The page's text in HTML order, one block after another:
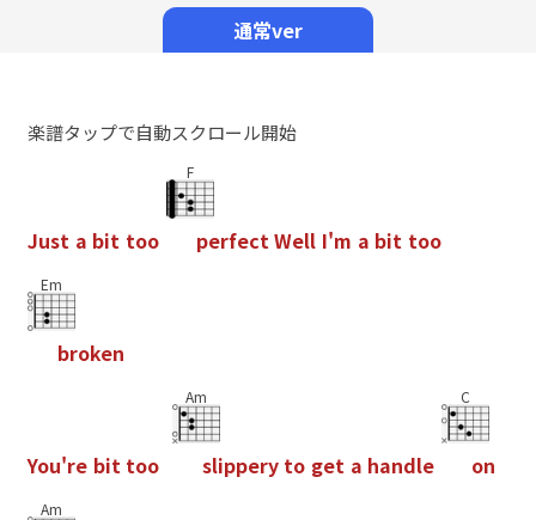
通常ver
楽譜タップで自動スクロール開始
Just a bit too
F
perfectWell I'm a bit too
Em
broken
You're bit too
Am
slippery to get a handle
C
on
Am